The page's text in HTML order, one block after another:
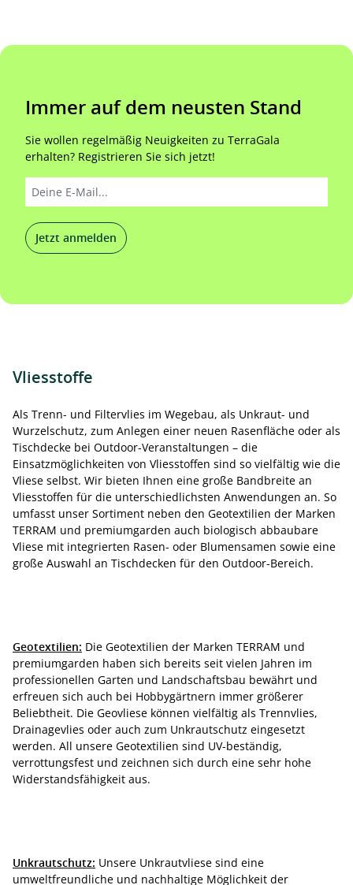
Immer auf dem neusten Stand
Sie wollen regelmäßig Neuigkeiten zu TerraGala
erhalten? Registrieren Sie sich jetzt!
Jetzt anmelden
Vliesstoffe
Als Trenn- und Filtervlies im Wegebau, als Unkraut- und
Wurzelschutz, zum Anlegen einer neuen Rasenfläche oder als
Tischdecke bei Outdoor-Veranstaltungen – die
Einsatzmöglichkeiten von Vliesstoffen sind so vielfältig wie die
Vliese selbst. Wir bieten Ihnen eine große Bandbreite an
Vliesstoffen für die unterschiedlichsten Anwendungen an. So
umfasst unser Sortiment neben den Geotextilien der Marken
TERRAM und premiumgarden auch biologisch abbaubare
Vliese mit integrierten Rasen- oder Blumensamen sowie eine
große Auswahl an Tischdecken für den Outdoor-Bereich.
Geotextilien: Die Geotextilien der Marken TERRAM und
premiumgarden haben sich bereits seit vielen Jahren im
professionellen Garten und Landschaftsbau bewährt und
erfreuen sich auch bei Hobbygärtnern immer größerer
Beliebtheit. Die Geovliese können vielfältig als Trennvlies,
Drainagevlies oder auch zum Unkrautschutz eingesetzt
werden. All unsere Geotextilien sind UV-beständig,
verrottungsfest und zeichnen sich durch eine sehr hohe
Widerstandsfähigkeit aus.
Unkrautschutz: Unsere Unkrautvliese sind eine
umweltfreundliche und nachhaltige Möglichkeit der